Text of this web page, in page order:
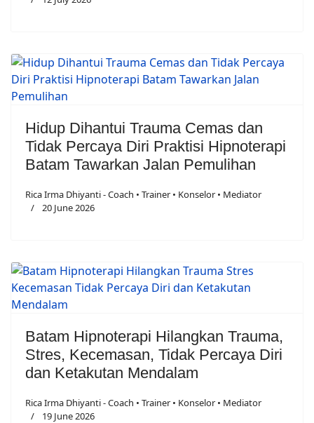
Hidup Dihantui Trauma Cemas dan
Tidak Percaya Diri Praktisi Hipnoterapi
Batam Tawarkan Jalan Pemulihan
Rica Irma Dhiyanti - Coach • Trainer • Konselor • Mediator
20 June 2026
Batam Hipnoterapi Hilangkan Trauma,
Stres, Kecemasan, Tidak Percaya Diri
dan Ketakutan Mendalam
Rica Irma Dhiyanti - Coach • Trainer • Konselor • Mediator
19 June 2026